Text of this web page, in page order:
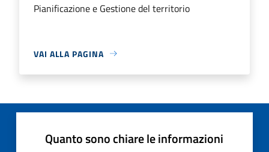
Pianificazione e Gestione del territorio
VAI ALLA PAGINA
Quanto sono chiare le informazioni